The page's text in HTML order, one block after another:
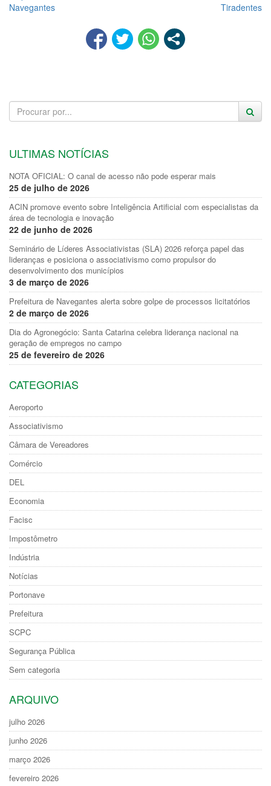
Navegantes
Tiradentes
ULTIMAS NOTÍCIAS
NOTA OFICIAL: O canal de acesso não pode esperar mais
25 de julho de 2026
ACIN promove evento sobre Inteligência Artificial com especialistas da
área de tecnologia e inovação
22 de junho de 2026
Seminário de Líderes Associativistas (SLA) 2026 reforça papel das
lideranças e posiciona o associativismo como propulsor do
desenvolvimento dos municípios
3 de março de 2026
Prefeitura de Navegantes alerta sobre golpe de processos licitatórios
2 de março de 2026
Dia do Agronegócio: Santa Catarina celebra liderança nacional na
geração de empregos no campo
25 de fevereiro de 2026
CATEGORIAS
Aeroporto
Associativismo
Câmara de Vereadores
Comércio
DEL
Economia
Facisc
Impostômetro
Indústria
Notícias
Portonave
Prefeitura
SCPC
Segurança Pública
Sem categoria
ARQUIVO
julho 2026
junho 2026
março 2026
fevereiro 2026